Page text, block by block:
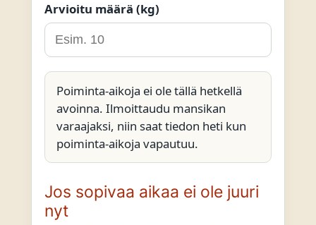
Arvioitu määrä (kg)
Poiminta-aikoja ei ole tällä hetkellä
avoinna. Ilmoittaudu mansikan
varaajaksi, niin saat tiedon heti kun
poiminta-aikoja vapautuu.
Jos sopivaa aikaa ei ole juuri
nyt